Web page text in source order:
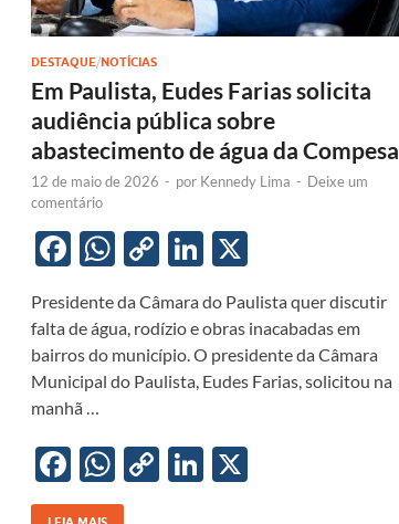
DESTAQUE/NOTÍCIAS
Em Paulista, Eudes Farias solicita
audiência pública sobre
abastecimento de água da Compesa
12 de maio de 2026 - por Kennedy Lima - Deixe um
comentário
F
e
b
o
o
k
W
at
s
A
p
C
p
y
Li
k
Li
k
e
dI
Presidente da Câmara do Paulista quer discutir
falta de água, rodízio e obras inacabadas em
bairros do município. O presidente da Câmara
Municipal do Paulista, Eudes Farias, solicitou na
manhã …
F
ac
W
h
C
Li